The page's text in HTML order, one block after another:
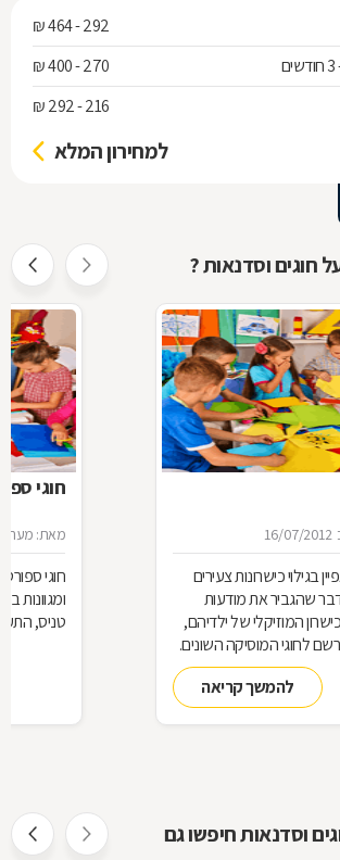
292 - 464 ₪
270 - 400 ₪
216 - 292 ₪
למחירון המלא
חוגים וסדנאות ?
16/07/2012
בגילוי כישרונות צעירים
דבר שהגביר את מודעות
המוזיקלי של ילדיהם,
לחוגי המוסיקה השונים.
רבים ברחבי הארץ לקהלי יעד
הממחיש עד כמה המוזיקה
מחייו ומתרבותו של
להמשך קריאה
חוגי
מאת:
חוגי ספורט
ומגוונות
טניס,
וסדנאות חיפשו גם